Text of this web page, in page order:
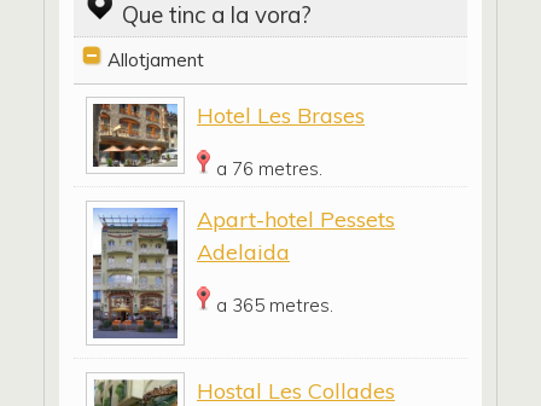
Que tinc a la vora?
Allotjament
Hotel Les Brases
a 76 metres.
Apart-hotel Pessets
Adelaida
a 365 metres.
Hostal Les Collades